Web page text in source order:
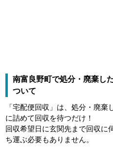
南富良野町で処分・廃棄し
ついて
「宅配便回収」は、処分・廃
に詰めて回収を待つだけ！
回収希望日に玄関先まで回収に
ち運ぶ必要もありません。